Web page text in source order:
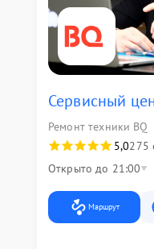
Сервисный
Ремонт техники BQ
5,0275
Открыто до 21:00
Маршрут